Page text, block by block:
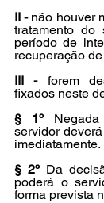
II - não houver
tratamento do
período de
recuperação
III - forem
fixados neste
§ 1º
servidor
imediatamente.
§ 2º Da
poderá o
forma prevista